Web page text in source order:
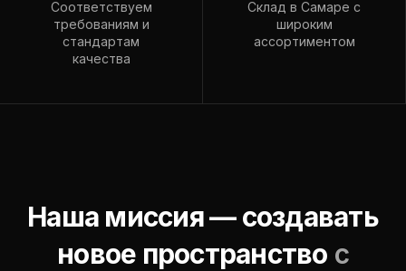
Соответствуем
требованиям и
стандартам
качества
Склад в Самаре с
широким
ассортиментом
Наша миссия — создавать
новое пространство с